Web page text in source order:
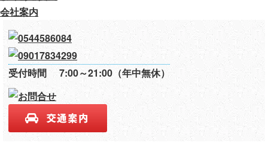
会社案内
受付時間 7:00～21:00（年中無休）